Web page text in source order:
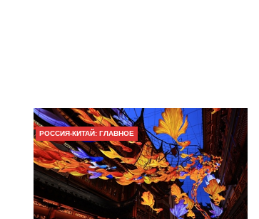
РОССИЯ-КИТАЙ: ГЛАВНОЕ